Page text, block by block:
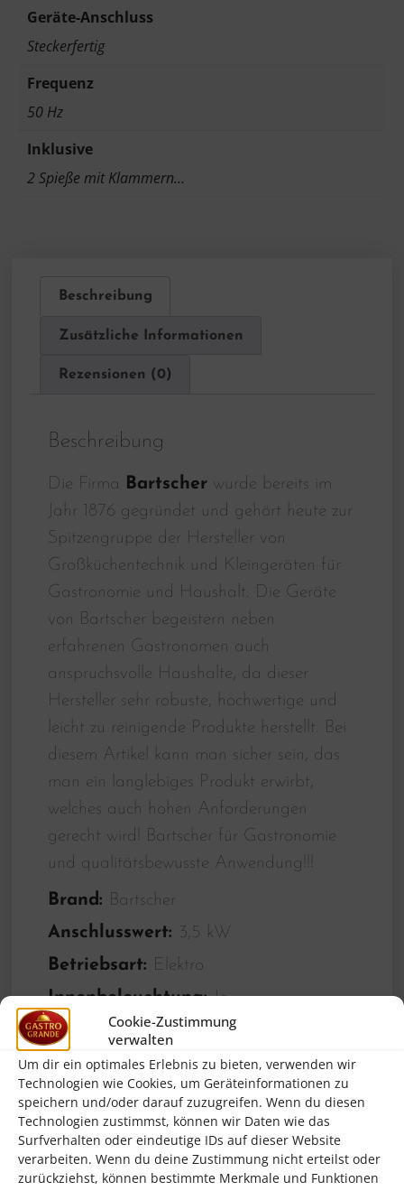
Cookie-Zustimmung
verwalten
Um dir ein optimales Erlebnis zu bieten, verwenden wir
Technologien wie Cookies, um Geräteinformationen zu
speichern und/oder darauf zuzugreifen. Wenn du diesen
Technologien zustimmst, können wir Daten wie das
Surfverhalten oder eindeutige IDs auf dieser Website
verarbeiten. Wenn du deine Zustimmung nicht erteilst oder
zurückziehst, können bestimmte Merkmale und Funktionen
Geräte-Anschluss
Steckerfertig
Frequenz
50 Hz
Inklusive
2 Spieße mit Klammern…
Beschreibung
Zusätzliche Informationen
Rezensionen (0)
Beschreibung
Die Firma Bartscher wurde bereits im
Jahr 1876 gegründet und gehört heute zur
Spitzengruppe der Hersteller von
Großküchentechnik und Kleingeräten für
Gastronomie und Haushalt. Die Geräte
von Bartscher begeistern neben
erfahrenen Gastronomen auch
anspruchsvolle Haushalte, da dieser
Hersteller sehr robuste, hochwertige und
leicht zu reinigende Produkte herstellt. Bei
diesem Artikel kann man sicher sein, das
man ein langlebiges Produkt erwirbt,
welches auch hohen Anforderungen
gerecht wird! Bartscher für Gastronomie
und qualitätsbewusste Anwendung!!!
Brand:
Bartscher
Anschlusswert: 3,5 kW
Betriebsart: Elektro
Innenbeleuchtung:Ja
Aufnahmefähigkeit:8 Hähnchen
Spannung: 230 V
Anzahl Spieße:2
Material:CNS 18/10
Geräte-Anschluss:Steckerfertig